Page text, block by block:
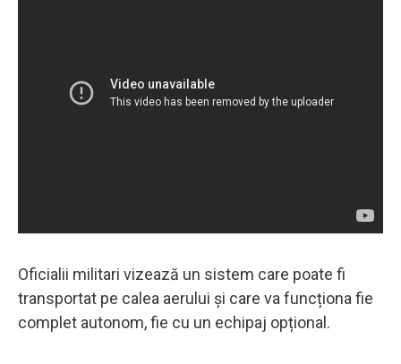
Oficialii militari vizează un sistem care poate fi
transportat pe calea aerului și care va funcționa fie
complet autonom, fie cu un echipaj opțional.